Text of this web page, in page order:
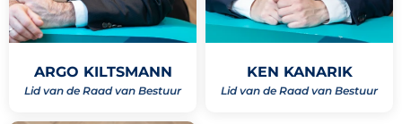
ARGO KILTSMANN
Lid van de Raad van Bestuur
KEN KANARIK
Lid van de Raad van Bestuur